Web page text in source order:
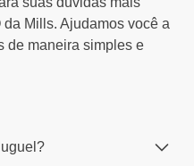
Mills. Ajudamos você a
de maneira simples e